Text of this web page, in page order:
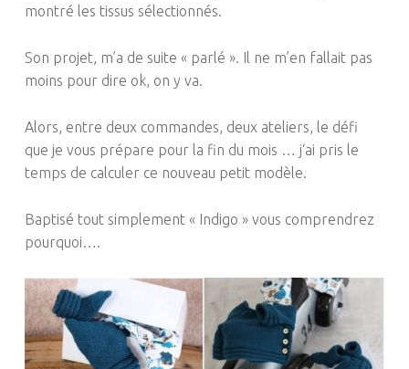
montré les tissus sélectionnés.
Son projet, m’a de suite « parlé ». Il ne m’en fallait pas
moins pour dire ok, on y va.
Alors, entre deux commandes, deux ateliers, le défi
que je vous prépare pour la fin du mois … j‘ai pris le
temps de calculer ce nouveau petit modèle.
Baptisé tout simplement « Indigo » vous comprendrez
pourquoi….